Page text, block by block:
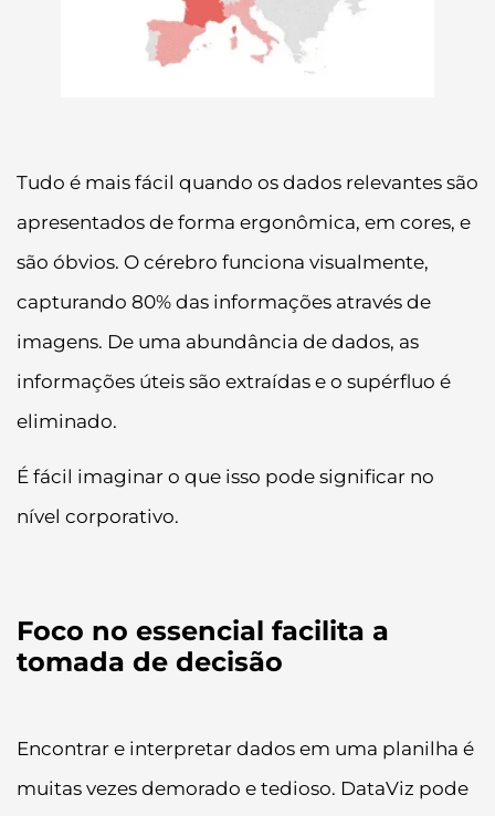
Tudo é mais fácil quando os dados relevantes são
apresentados de forma ergonômica, em cores, e
são óbvios. O cérebro funciona visualmente,
capturando 80% das informações através de
imagens. De uma abundância de dados, as
informações úteis são extraídas e o supérfluo é
eliminado.
É fácil imaginar o que isso pode significar no
nível corporativo.
Foco no essencial facilita a
tomada de decisão
Encontrar e interpretar dados em uma planilha é
muitas vezes demorado e tedioso. DataViz pode